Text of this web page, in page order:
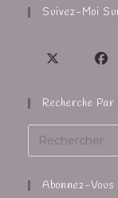
Suivez-Moi
Recherche
Abonnez-Vous